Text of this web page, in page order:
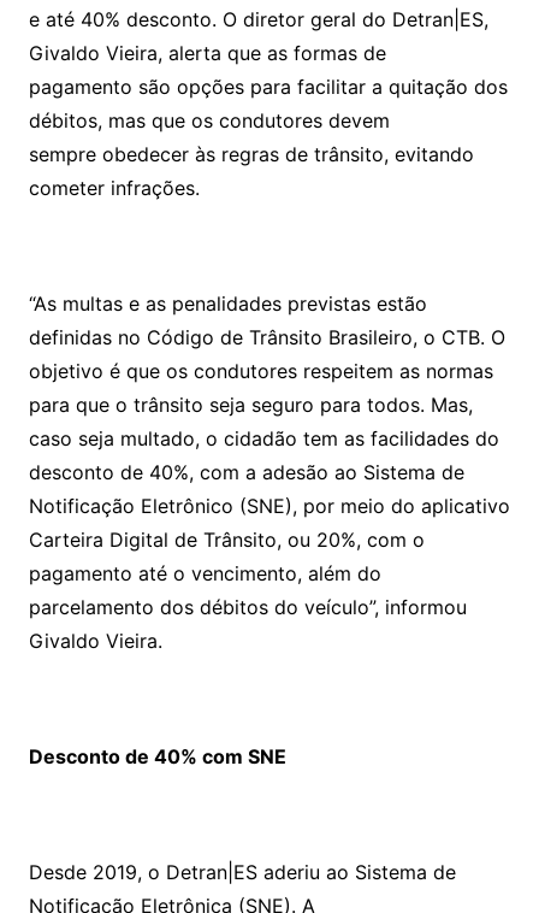
e até 40% desconto. O diretor geral do Detran|ES,
Givaldo Vieira, alerta que as formas de
pagamento são opções para facilitar a quitação dos
débitos, mas que os condutores devem
sempre obedecer às regras de trânsito, evitando
cometer infrações.
“As multas e as penalidades previstas estão
definidas no Código de Trânsito Brasileiro, o CTB. O
objetivo é que os condutores respeitem as normas
para que o trânsito seja seguro para todos. Mas,
caso seja multado, o cidadão tem as facilidades do
desconto de 40%, com a adesão ao Sistema de
Notificação Eletrônico (SNE), por meio do aplicativo
Carteira Digital de Trânsito, ou 20%, com o
pagamento até o vencimento, além do
parcelamento dos débitos do veículo”, informou
Givaldo Vieira.
Desconto de 40% com SNE
Desde 2019, o Detran|ES aderiu ao Sistema de
Notificação Eletrônica (SNE). A